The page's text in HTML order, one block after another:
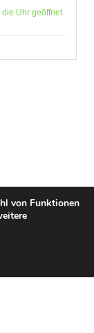
die Uhr geöffnet
von Funktionen